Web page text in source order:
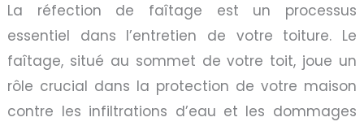
La réfection de faîtage est un processus
essentiel dans l’entretien de votre toiture. Le
faîtage, situé au sommet de votre toit, joue un
rôle crucial dans la protection de votre maison
contre les infiltrations d’eau et les dommages